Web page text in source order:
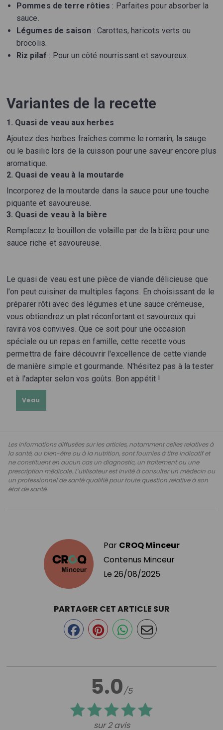
Pommes de terre rôties : Parfaites pour absorber la
sauce.
Légumes de saison : Carottes, haricots verts ou
brocolis.
Riz pilaf : Pour un côté nourrissant et savoureux.
Variantes de la recette
1. Quasi de veau aux herbes
Ajoutez des herbes fraîches comme le romarin, la sauge
ou le basilic lors de la cuisson pour une saveur encore plus
aromatique.
2. Quasi de veau à la moutarde
Incorporez de la moutarde dans la sauce pour une touche
piquante et savoureuse.
3. Quasi de veau à la bière
Remplacez le bouillon de volaille par de la bière pour une
sauce riche et savoureuse.
Le quasi de veau est une pièce de viande délicieuse que
l'on peut cuisiner de multiples façons. En choisissant de le
préparer rôti avec des légumes et une sauce crémeuse,
vous obtiendrez un plat réconfortant et savoureux qui
ravira vos convives. Que ce soit pour une occasion
spéciale ou un repas en famille, cette recette vous
permettra de faire découvrir l'excellence de cette viande
de manière simple et gourmande. N'hésitez pas à la tester
et à l'adapter selon vos goûts. Bon appétit !
Veau
Les informations diffusées sur les articles, notamment celles relatives à
la santé, au bien-être ou à la nutrition, sont fournies à titre indicatif et
ne constituent en aucun cas un diagnostic, un traitement ou une
prescription médicale. L'utilisateur est invité à consulter un médecin ou
un professionnel de santé qualifié pour toute question relative à son
état de santé.
Par CROQ Minceur
Contenus Minceur
Le 26/08/2025
5.0/5
sur 2 avis
PARTAGER CET ARTICLE SUR